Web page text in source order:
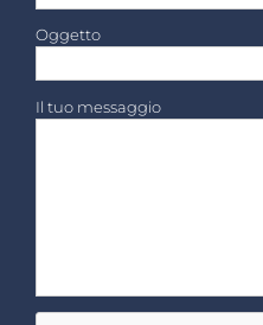
Oggetto
Il tuo messaggio